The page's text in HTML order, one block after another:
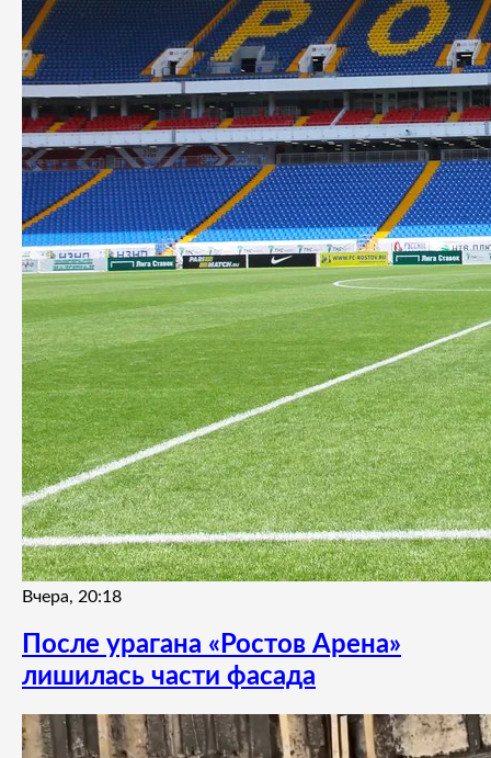
Вчера, 20:18
После урагана «Ростов Арена»
лишилась части фасада